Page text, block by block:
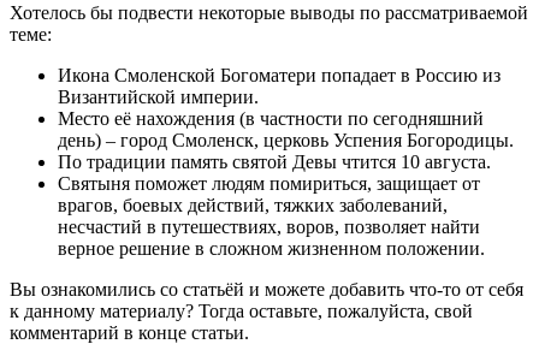
Хотелось бы подвести некоторые выводы по рассматриваемой
теме:
Икона Смоленской Богоматери попадает в Россию из
Византийской империи.
Место её нахождения (в частности по сегодняшний
день) – город Смоленск, церковь Успения Богородицы.
По традиции память святой Девы чтится 10 августа.
Святыня поможет людям помириться, защищает от
врагов, боевых действий, тяжких заболеваний,
несчастий в путешествиях, воров, позволяет найти
верное решение в сложном жизненном положении.
Вы ознакомились со статьёй и можете добавить что-то от себя
к данному материалу? Тогда оставьте, пожалуйста, свой
комментарий в конце статьи.